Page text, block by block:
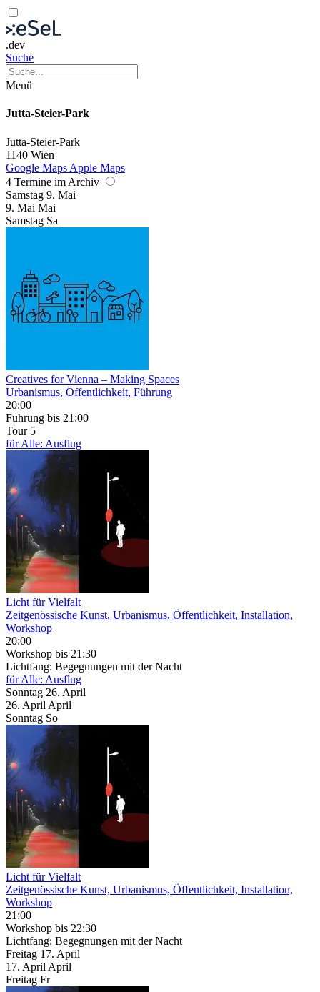
.dev
Suche
Menü
Jutta-Steier-Park
Jutta-Steier-Park
1140 Wien
Google Maps Apple Maps
4 Termine im Archiv
Samstag 9. Mai
9. Mai Mai
Samstag Sa
Creatives for Vienna – Making Spaces
Urbanismus, Öffentlichkeit, Führung
20:00
Führung bis 21:00
Tour 5
für Alle: Ausflug
Licht für Vielfalt
Zeitgenössische Kunst, Urbanismus, Öffentlichkeit, Installation,
Workshop
20:00
Workshop bis 21:30
Lichtfang: Begegnungen mit der Nacht
für Alle: Ausflug
Sonntag 26. April
26. April April
Sonntag So
Licht für Vielfalt
Zeitgenössische Kunst, Urbanismus, Öffentlichkeit, Installation,
Workshop
21:00
Workshop bis 22:30
Lichtfang: Begegnungen mit der Nacht
Freitag 17. April
17. April April
Freitag Fr